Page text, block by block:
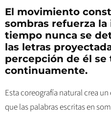
El movimiento
sombras refuerza la
tiempo nunca se
las letras
percepción de él se
continuamente.
Esta coreografía natural crea
que las palabras escritas en